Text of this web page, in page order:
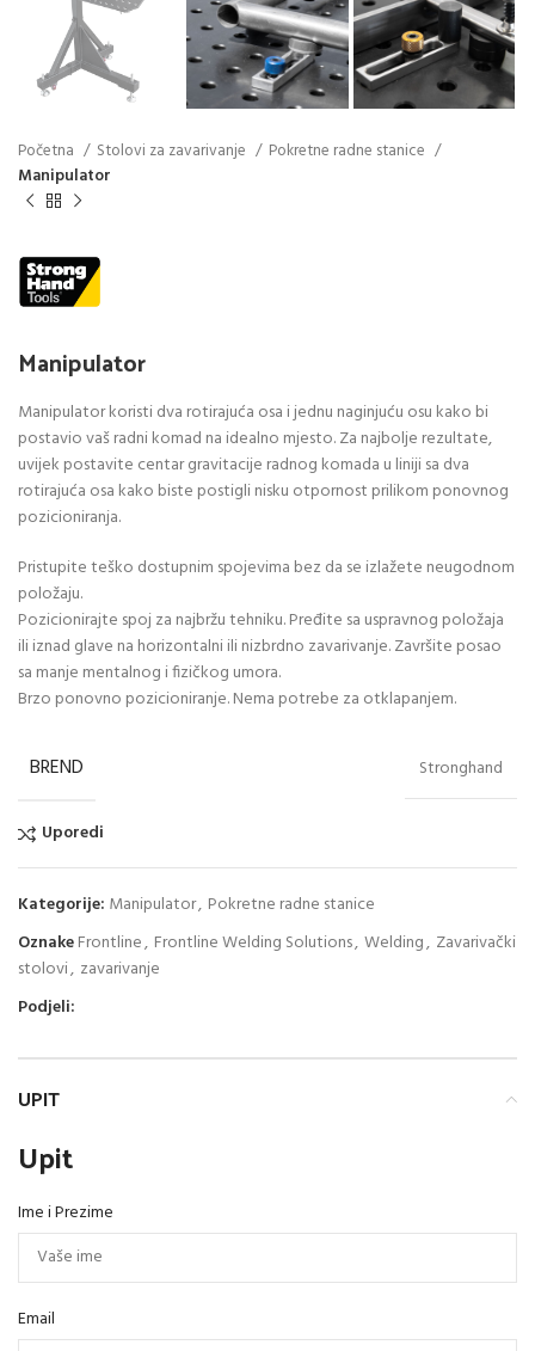
Početna Stolovi za zavarivanje
Pokretne radne stanice
Manipulator
Manipulator
Manipulator koristi dva rotirajuća osa i jednu naginjuću osu kako bi
postavio vaš radni komad na idealno mjesto. Za najbolje rezultate,
uvijek postavite centar gravitacije radnog komada u liniji sa dva
rotirajuća osa kako biste postigli nisku otpornost prilikom ponovnog
pozicioniranja.
Pristupite teško dostupnim spojevima bez da se izlažete neugodnom
položaju.
Pozicionirajte spoj za najbržu tehniku. Pređite sa uspravnog položaja
ili iznad glave na horizontalni ili nizbrdno zavarivanje. Završite posao
sa manje mentalnog i fizičkog umora.
Brzo ponovno pozicioniranje. Nema potrebe za otklapanjem.
BREND Stronghand
Uporedi
Kategorije: Manipulator, Pokretne radne stanice
OznakeFrontline, Frontline Welding Solutions, Welding, Zavarivački
stolovi, zavarivanje
Podjeli:
UPIT
Upit
Ime i Prezime
Email